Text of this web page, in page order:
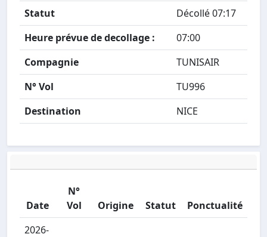
Statut
Décollé 07:17
Heure prévue de decollage :
07:00
Compagnie
TUNISAIR
N° Vol
TU996
Destination
NICE
Date
N°
Vol
Origine Statut
Ponctualité
2026-